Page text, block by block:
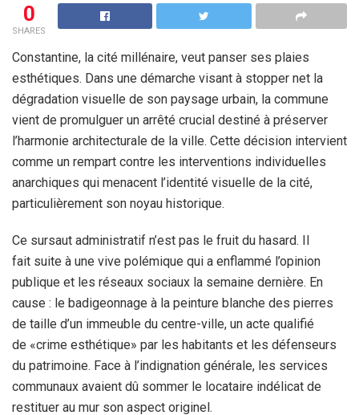
0
SHARES
Constantine, la cité millénaire, veut panser ses plaies
esthétiques. Dans une démarche visant à stopper net la
dégradation visuelle de son paysage urbain, la commune
vient de promulguer un arrêté crucial destiné à préserver
l’harmonie architecturale de la ville. Cette décision intervient
comme un rempart contre les interventions individuelles
anarchiques qui menacent l’identité visuelle de la cité,
particulièrement son noyau historique.
Ce sursaut administratif n’est pas le fruit du hasard. Il
fait suite à une vive polémique qui a enflammé l’opinion
publique et les réseaux sociaux la semaine dernière. En
cause : le badigeonnage à la peinture blanche des pierres
de taille d’un immeuble du centre-ville, un acte qualifié
de «crime esthétique» par les habitants et les défenseurs
du patrimoine. Face à l’indignation générale, les services
communaux avaient dû sommer le locataire indélicat de
restituer au mur son aspect originel.